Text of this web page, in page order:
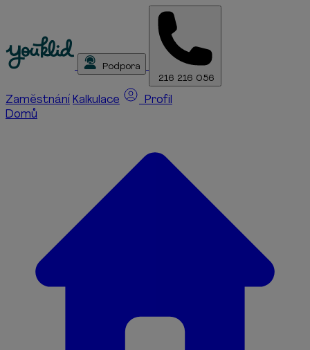
Podpora
216 216 056
Zaměstnání Kalkulace
Profil
Domů